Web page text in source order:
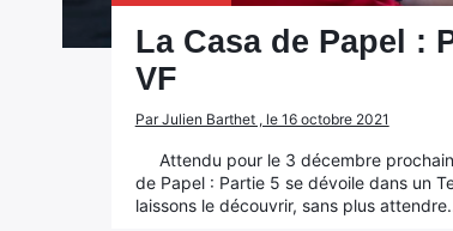
La Casa de Papel :
VF
Par Julien Barthet , le 16 octobre 2021
Attendu pour le 3 décembre
de Papel : Partie 5 se dévoile dans un
laissons le découvrir, sans plus